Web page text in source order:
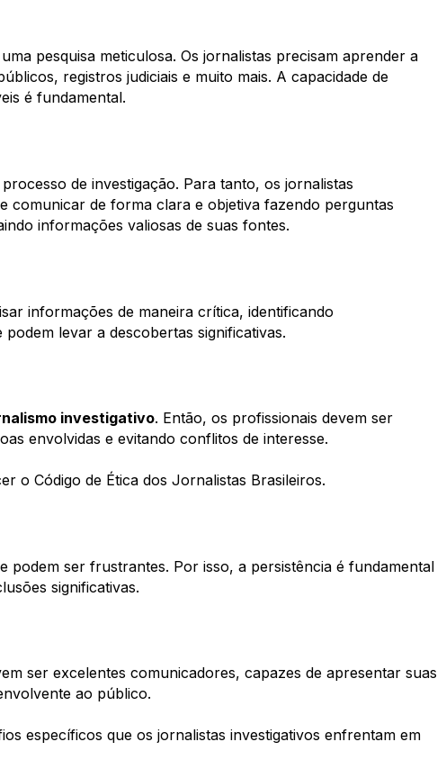
pesquisa meticulosa. Os jornalistas precisam aprender a
registros judiciais e muito mais. A capacidade de
é fundamental.
de investigação. Para tanto, os jornalistas
comunicar de forma clara e objetiva fazendo perguntas
informações valiosas de suas fontes.
informações de maneira crítica, identificando
levar a descobertas significativas.
investigativo. Então, os profissionais devem ser
envolvidas e evitando conflitos de interesse.
o Código de Ética dos Jornalistas Brasileiros.
podem ser frustrantes. Por isso, a persistência é fundamental
significativas.
ser excelentes comunicadores, capazes de apresentar suas
ao público.
específicos que os jornalistas investigativos enfrentam em